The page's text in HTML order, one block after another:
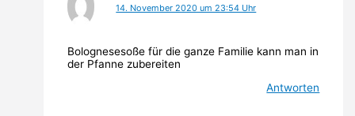
14. November 2020 um 23:54 Uhr
Bolognesesoße für die ganze Familie kann man in
der Pfanne zubereiten
Antworten